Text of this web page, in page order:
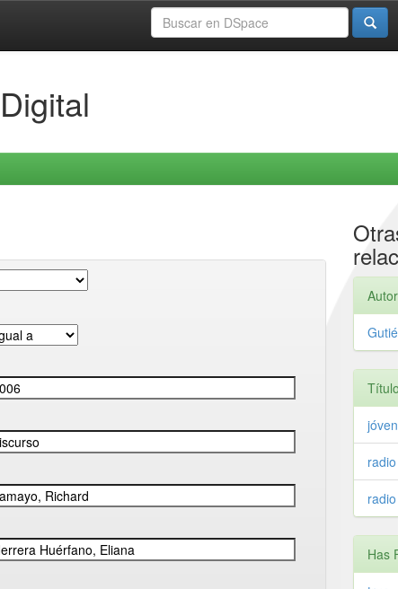
Autor
Título
radio
Has